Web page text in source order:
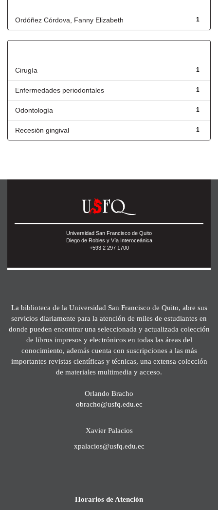
1
Ordóñez Córdova, Fanny Elizabeth
1
Cirugía
1
Enfermedades periodontales
1
Odontología
1
Recesión gingival
Universidad San Francisco de Quito
Diego de Robles y Vía Interoceánica
+593 2 297 1700
La biblioteca de la Universidad San Francisco de Quito, abre sus
servicios diariamente para la atención de miles de estudiantes en
donde pueden encontrar una seleccionada y actualizada colección
de libros impresos y electrónicos en todas las áreas del
conocimiento, además cuenta con suscripciones a las más
importantes revistas científicas y técnicas, una extensa colección
de materiales multimedia y acceso.
Orlando Bracho
obracho@usfq.edu.ec
Xavier Palacios
xpalacios@usfq.edu.ec
Horarios de Atención